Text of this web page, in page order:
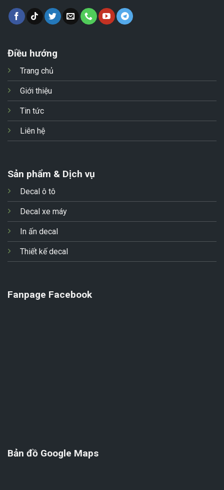
Điều hướng
Trang chủ
Giới thiệu
Tin tức
Liên hệ
Sản phẩm & Dịch vụ
Decal ô tô
Decal xe máy
In ấn decal
Thiết kế decal
Fanpage Facebook
Bản đồ Google Maps